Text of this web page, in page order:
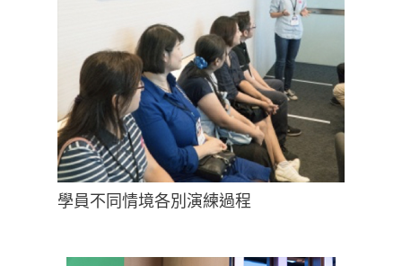
學員不同情境各別演練過程